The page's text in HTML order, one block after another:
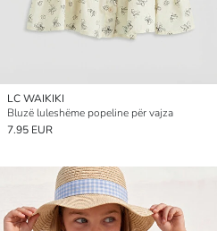
LC WAIKIKI
Bluzë luleshëme popeline për vajza
7.95 EUR